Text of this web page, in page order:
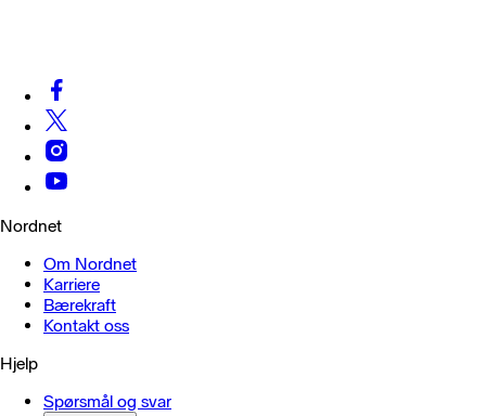
Nordnet
Om Nordnet
Karriere
Bærekraft
Kontakt oss
Hjelp
Spørsmål og svar